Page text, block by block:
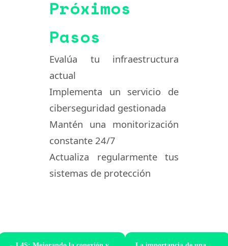
Próximos
Pasos
Evalúa tu infraestructura
actual
Implementa un servicio de
ciberseguridad gestionada
Mantén una monitorización
constante 24/7
Actualiza regularmente tus
sistemas de protección